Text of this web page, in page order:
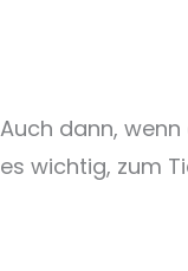
Auch dann,
es wichtig, zum